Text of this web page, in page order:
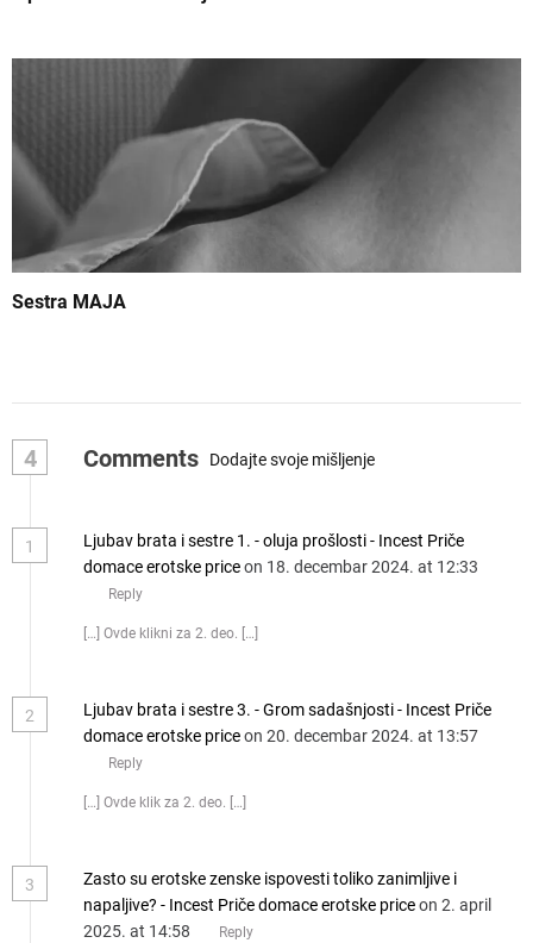
Sestra MAJA
4 Comments Dodajte svoje mišljenje
1
Ljubav brata i sestre 1. - oluja prošlosti - Incest Priče
domace erotske priceon 18. decembar 2024. at 12:33
Reply
[…] Ovde klikni za 2. deo. […]
2
Ljubav brata i sestre 3. - Grom sadašnjosti - Incest Priče
domace erotske priceon 20. decembar 2024. at 13:57
Reply
[…] Ovde klik za 2. deo. […]
3
Zasto su erotske zenske ispovesti toliko zanimljive i
napaljive? - Incest Priče domace erotske priceon 2. april
2025. at 14:58
Reply